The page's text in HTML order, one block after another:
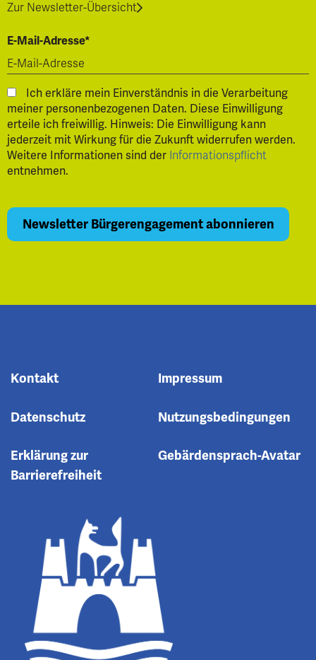
Zur Newsletter-Übersicht
E-Mail-Adresse*
Ich erkläre mein Einverständnis in die Verarbeitung
meiner personenbezogenen Daten. Diese Einwilligung
erteile ich freiwillig. Hinweis: Die Einwilligung kann
jederzeit mit Wirkung für die Zukunft widerrufen werden.
Weitere Informationen sind der Informationspflicht
entnehmen.
Kontakt Impressum
Datenschutz Nutzungsbedingungen
Erklärung zur
Barrierefreiheit
Gebärdensprach-Avatar